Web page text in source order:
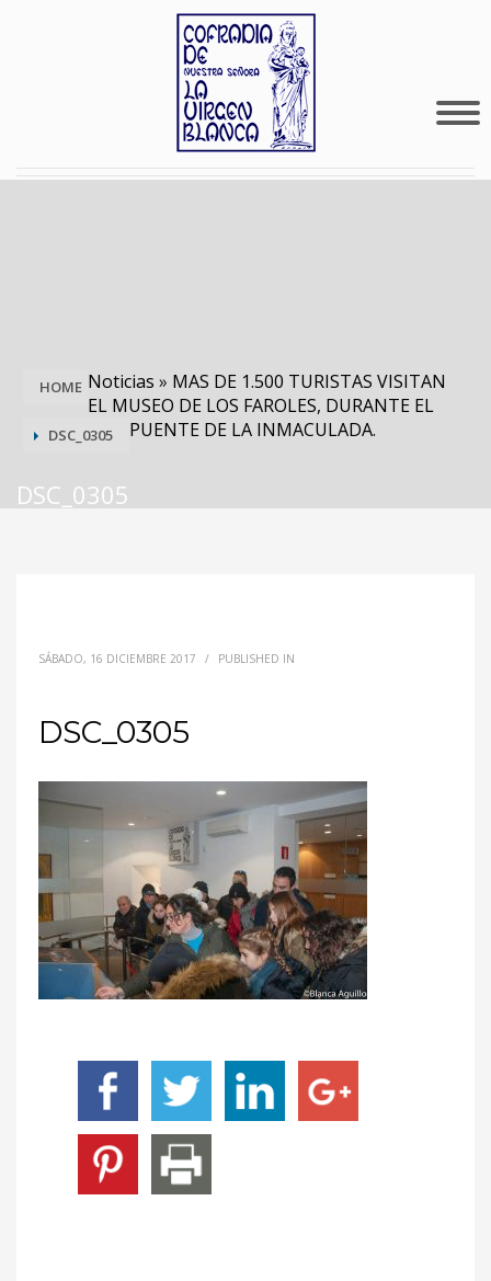
HOME Noticias » MAS DE 1.500 TURISTAS VISITAN
EL MUSEO DE LOS FAROLES, DURANTE EL
PUENTE DE LA INMACULADA.
DSC_0305
DSC_0305
SÁBADO, 16 DICIEMBRE 2017 / PUBLISHED IN
DSC_0305